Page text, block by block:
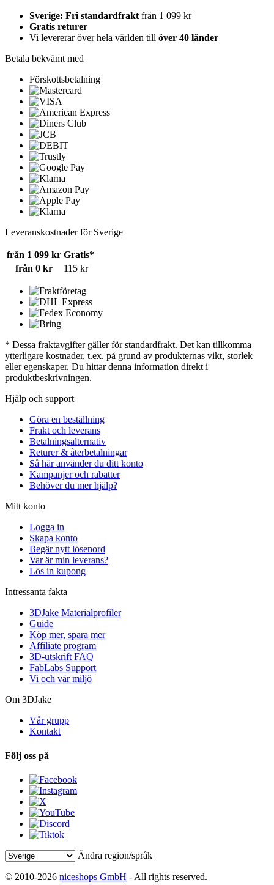
Sverige: Fri standardfraktfrån 1 099 kr
Gratis returer
Vi levererar över hela världen till över 40 länder
Betala bekvämt med
Förskottsbetalning
Leveranskostnader för Sverige
från 1 099 kr Gratis*
från 0 kr
115 kr
* Dessa fraktavgifter gäller för standardfrakt. Det kan tillkomma
ytterligare kostnader, t.ex. på grund av produkternas vikt, storlek
eller egenskaper. Du hittar denna information direkt i
produktbeskrivningen.
Hjälp och support
Göra en beställning
Frakt och leverans
Betalningsalternativ
Returer & återbetalningar
Så här använder du ditt konto
Kampanjer och rabatter
Behöver du mer hjälp?
Mitt konto
Logga in
Skapa konto
Begär nytt lösenord
Var är min leverans?
Lös in kupong
Intressanta fakta
3DJake Materialprofiler
Guide
Köp mer, spara mer
Affiliate program
3D-utskrift FAQ
FabLabs Support
Vi och vår miljö
Om 3DJake
Vår grupp
Kontakt
Följ oss på
Ändra region/språk
© 2010-2026 niceshops GmbH - All rights reserved.